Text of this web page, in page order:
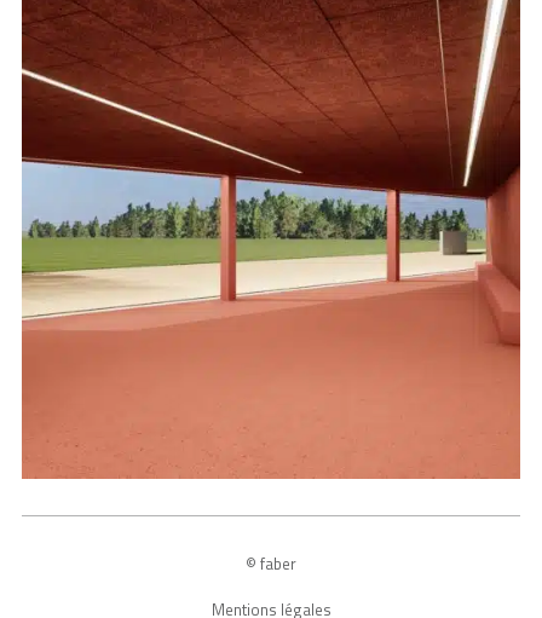
© faber
Mentions légales